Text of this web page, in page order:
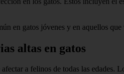
en gatos jóvenes y en aquellos
altas en gatos
a felinos de todas las